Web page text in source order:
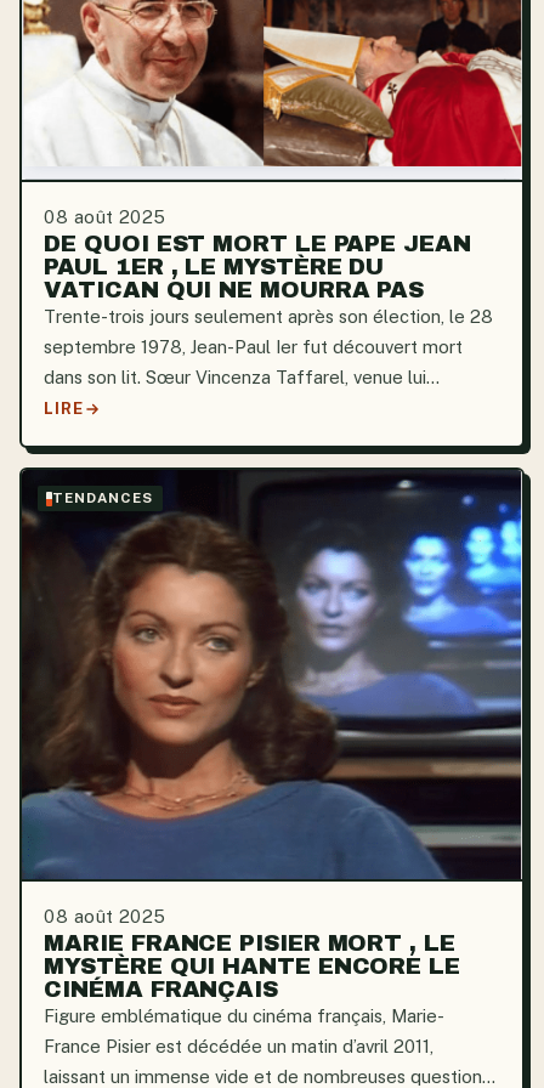
08 août 2025
DE QUOI EST MORT LE PAPE JEAN
PAUL 1ER , LE MYSTÈRE DU
VATICAN QUI NE MOURRA PAS
Trente-trois jours seulement après son élection, le 28
septembre 1978, Jean-Paul Ier fut découvert mort
dans son lit. Sœur Vincenza Taffarel, venue lui
apporter son café, décrivit la scène, qui semble
derrière...
LIRE
TENDANCES
08 août 2025
MARIE FRANCE PISIER MORT , LE
MYSTÈRE QUI HANTE ENCORE LE
CINÉMA FRANÇAIS
Figure emblématique du cinéma français, Marie-
France Pisier est décédée un matin d’avril 2011,
laissant un immense vide et de nombreuses questions